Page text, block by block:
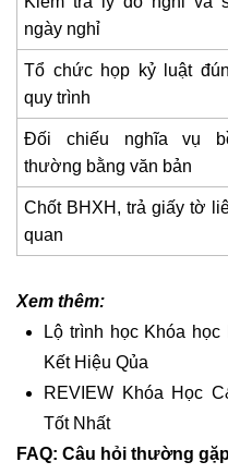
ngày nghỉ
Tổ chức họp kỷ luật
quy trình
Đối chiếu nghĩa vụ
thường bằng văn bản
Chốt BHXH, trả giấy tờ
quan
Xem thêm:
Lộ trình học Khóa
Kết Hiệu Qủa
REVIEW Khóa Học
Tốt Nhất
FAQ: Câu hỏi thường